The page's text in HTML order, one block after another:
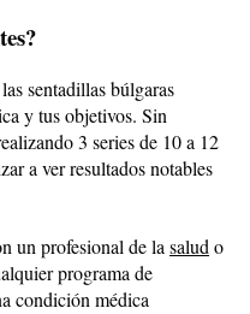
sentadillas búlgaras
y tus objetivos. Sin
3 series de 10 a 12
a ver resultados notables
un profesional de lasaludo
programa de
condición médica